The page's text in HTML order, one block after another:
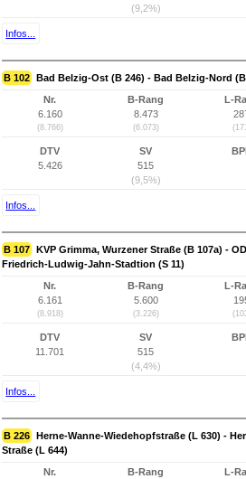
(9,2%)
Infos...
B 102 Bad Belzig-Ost (B 246) - Bad Belzig-Nord (B
Nr.
6.160
(8.766)
B-Rang
8.473
(6.073)
L-
DTV
5.426
SV
515
(9,5%)
Infos...
B 107 KVP Grimma, Wurzener Straße (B 107a) -
Friedrich-Ludwig-Jahn-Stadtion (S 11)
Nr.
6.161
(8.918)
B-Rang
5.600
(3.226)
L-
DTV
11.701
SV
515
(4,4%)
Infos...
B 226 Herne-Wanne-Wiedehopfstraße (L 630) -
Straße (L 644)
Nr.
B-Rang
L-